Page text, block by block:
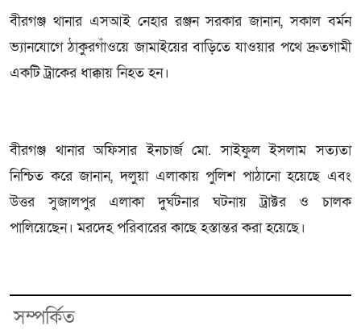
বীরগঞ্জ থানার এসআই নেহার রঞ্জন সরকার জানান, সকাল বর্মন
ভ্যানযোগে ঠাকুরগাঁওয়ে জামাইয়ের বাড়িতে যাওয়ার পথে দ্রুতগামী
একটি ট্রাকের ধাক্কায় নিহত হন।
বীরগঞ্জ থানার অফিসার ইনচার্জ মো. সাইফুল ইসলাম সত্যতা
নিশ্চিত করে জানান, দলুয়া এলাকায় পুলিশ পাঠানো হয়েছে এবং
উত্তর সুজালপুর এলাকা দুর্ঘটনার ঘটনায় ট্রাক্টর ও চালক
পালিয়েছেন। মরদেহ পরিবারের কাছে হস্তান্তর করা হয়েছে।
সম্পর্কিত